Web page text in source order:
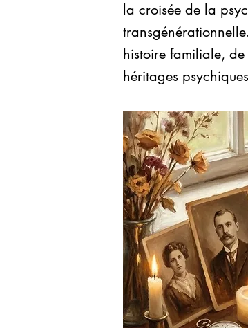
la croisée de la
histoire familiale, de
héritages